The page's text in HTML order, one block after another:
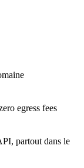
egress fees
partout dans le